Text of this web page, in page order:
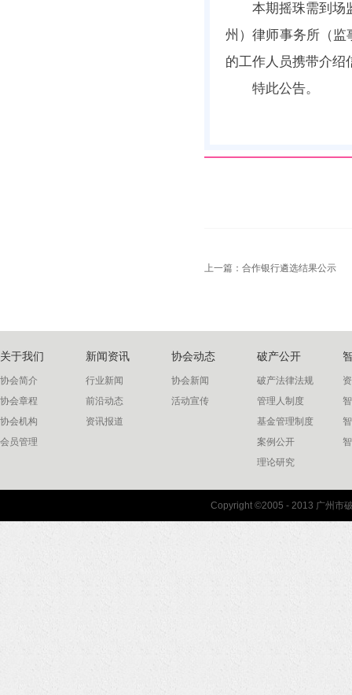
本期摇珠需到场
州）律师事务所（
的工作人员携带介绍
特此公告。
上一篇： 合作银行遴选结果公示
关于我们
协会简介
协会章程
协会机构
会员管理
新闻资讯
行业新闻
前沿动态
资讯报道
协会动态
协会新闻
活动宣传
破产公开
破产法律法规
管理人制度
基金管理制度
案例公开
理论研究
联系我们
Copyright ©2005 - 2013 广州市